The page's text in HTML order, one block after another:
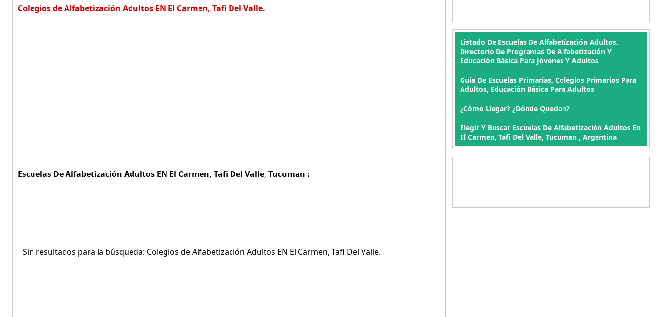
Colegios de Alfabetización Adultos EN El Carmen, Tafi Del Valle.
Escuelas De Alfabetización Adultos EN El Carmen, Tafi Del Valle, Tucuman :
Sin resultados para la búsqueda: Colegios de Alfabetización Adultos EN El Carmen, Tafi Del Valle.
Listado De Escuelas De Alfabetización Adultos.
Directorio De Programas De Alfabetización Y
Educación Básica Para Jóvenes Y Adultos
Guía De Escuelas Primarias, Colegios Primarios Para
Adultos, Educación Básica Para Adultos
¿Cómo Llegar? ¿Dónde Quedan?
Elegir Y Buscar Escuelas De Alfabetización Adultos En
El Carmen, Tafi Del Valle, Tucuman , Argentina